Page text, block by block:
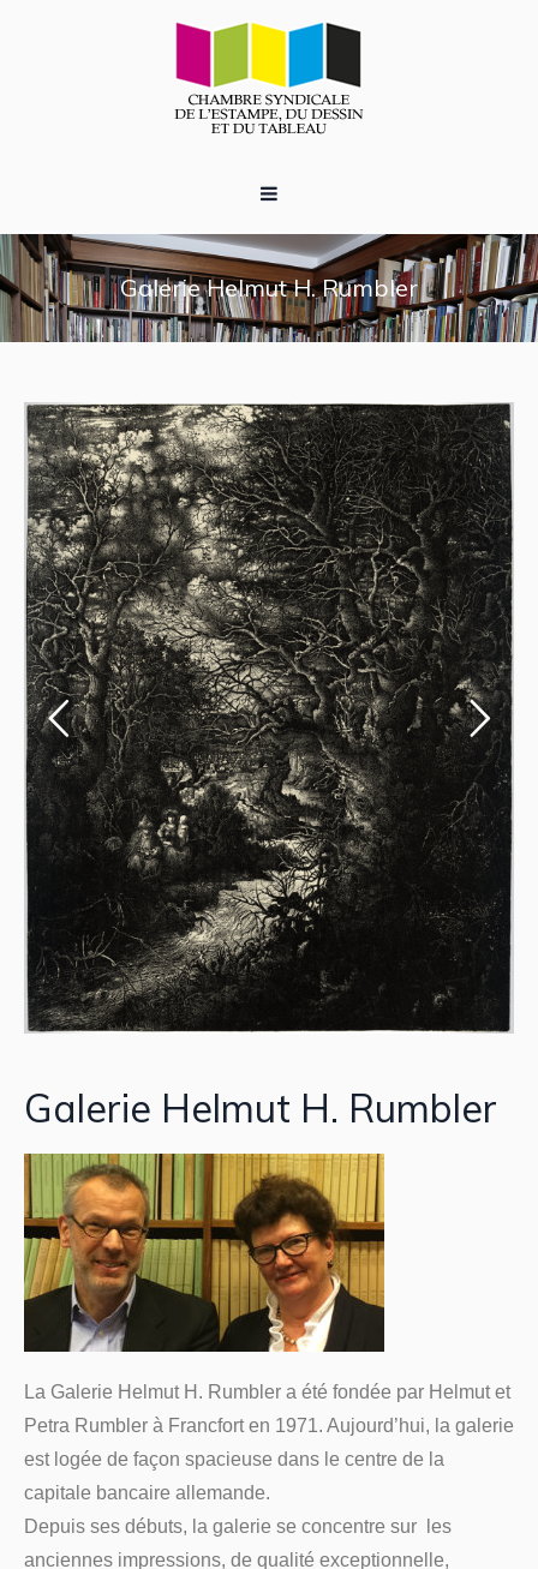
Galerie Helmut H. Rumbler
Galerie Helmut H. Rumbler
La Galerie Helmut H. Rumbler a été fondée par Helmut et
Petra Rumbler à Francfort en 1971. Aujourd’hui, la galerie
est logée de façon spacieuse dans le centre de la
capitale bancaire allemande.
Depuis ses débuts, la galerie se concentre sur les
anciennes impressions, de qualité exceptionnelle,